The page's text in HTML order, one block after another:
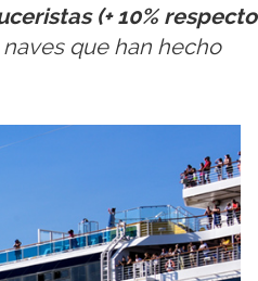
(+ 10% respecto
que han hecho